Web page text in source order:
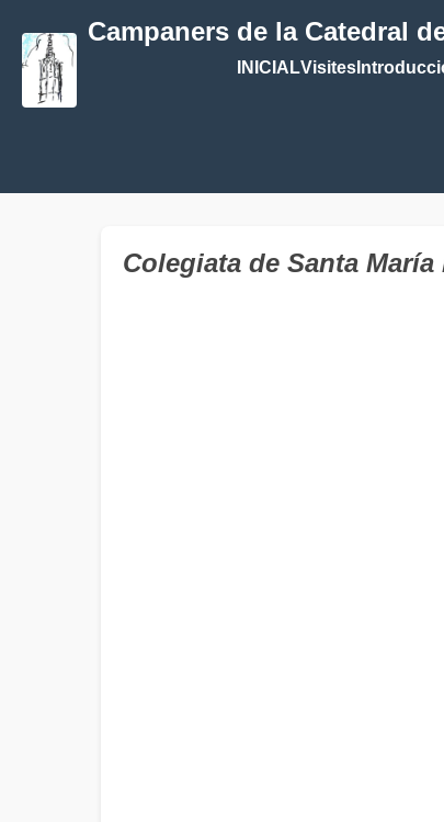
Campaners de la Catedral
INICIALVisites
Colegiata de Santa María